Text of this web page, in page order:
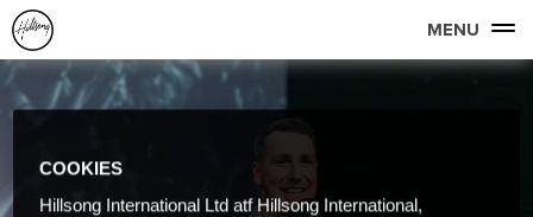
MENU
COOKIES
Hillsong International Ltd atf Hillsong International,